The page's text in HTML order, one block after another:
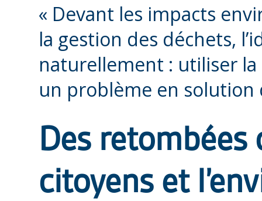
« Devant les impacts
la gestion des déchets,
naturellement : utiliser
un problème en solution
Des retombées
citoyens et